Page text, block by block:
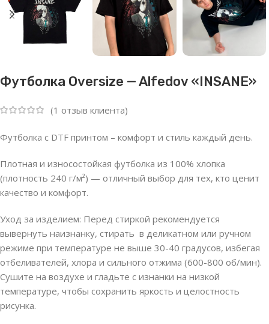
Футболка Oversize — Alfedov «INSANE»
(1 отзыв клиента)
Футболка с DTF принтом – комфорт и стиль каждый день.
Плотная и износостойкая футболка из 100% хлопка
(плотность 240 г/м²) — отличный выбор для тех, кто ценит
качество и комфорт.
Уход за изделием: Перед стиркой рекомендуется
вывернуть наизнанку, стирать в деликатном или ручном
режиме при температуре не выше 30-40 градусов, избегая
отбеливателей, хлора и сильного отжима (600-800 об/мин).
Сушите на воздухе и гладьте с изнанки на низкой
температуре, чтобы сохранить яркость и целостность
рисунка.